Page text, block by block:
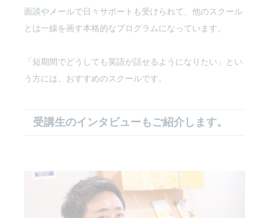
面談やメールで日々サポートも受けられて、他のスクール
とは一線を画す本格的なプログラムになっています。
「短期間でどうしても英語が話せるようになりたい」とい
う方には、おすすめのスクールです。
受講生のインタビューもご紹介します。